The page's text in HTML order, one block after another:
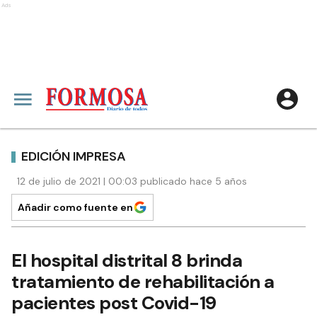
Ads
EDICIÓN IMPRESA
12 de julio de 2021 | 00:03 publicado hace 5 años
Añadir como fuente en
El hospital distrital 8 brinda
tratamiento de rehabilitación a
pacientes post Covid-19